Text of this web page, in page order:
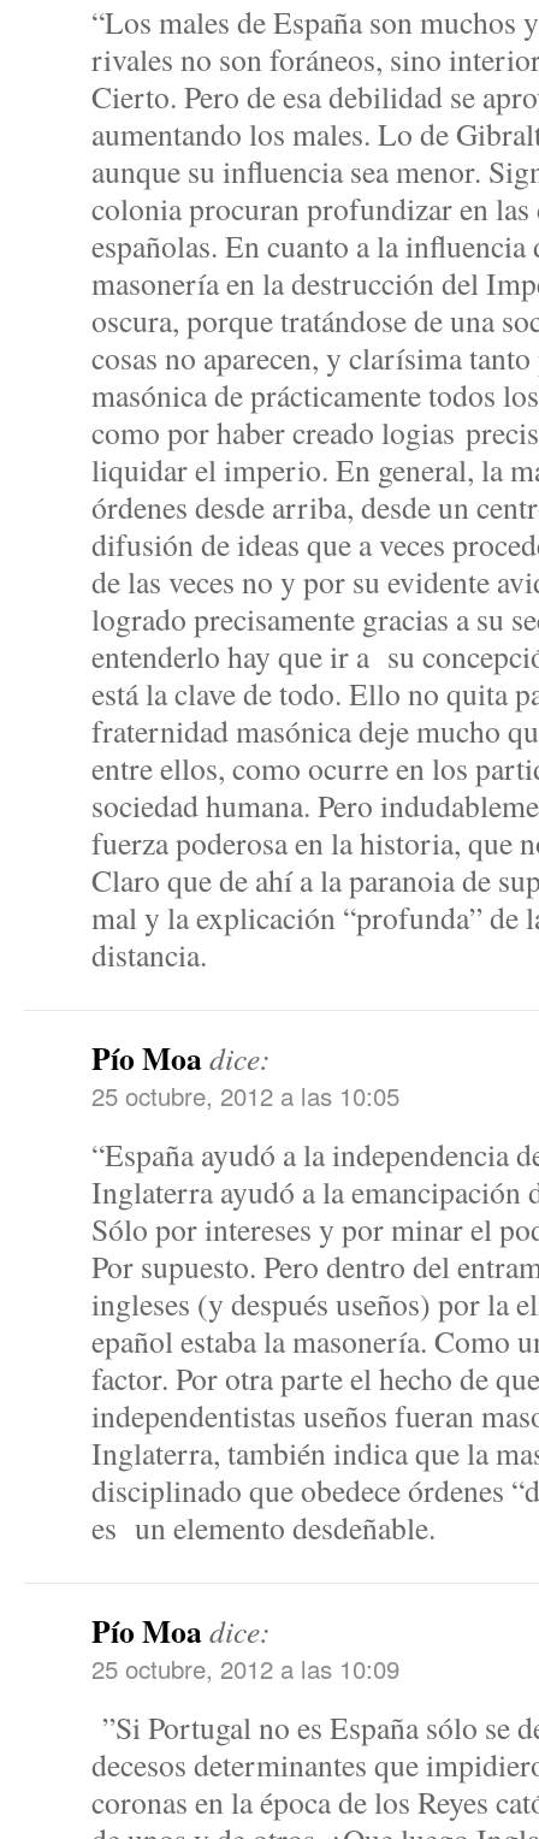
“Los males de España son muchos
rivales no son foráneos, sino
Cierto. Pero de esa debilidad se
aumentando los males. Lo de
aunque su influencia sea menor.
colonia procuran profundizar en
españolas. En cuanto a la
masonería en la destrucción del
oscura, porque tratándose de una
cosas no aparecen, y clarísima
masónica de prácticamente todos
como por haber creado logias
liquidar el imperio. En general, la
órdenes desde arriba, desde un
difusión de ideas que a veces
de las veces no y por su evidente
logrado precisamente gracias a su
entenderlo hay que ir a su
está la clave de todo. Ello no quita
fraternidad masónica deje mucho
entre ellos, como ocurre en los
sociedad humana. Pero
fuerza poderosa en la historia, que
Claro que de ahí a la paranoia de
mal y la explicación “profunda” de
distancia.
Pío Moadice:
25 octubre, 2012 a las 10:05
“España ayudó a la independencia
Inglaterra ayudó a la emancipación
Sólo por intereses y por minar el
Por supuesto. Pero dentro del
ingleses (y después useños) por la
epañol estaba la masonería. Como
factor. Por otra parte el hecho de
independentistas useños fueran
Inglaterra, también indica que la
disciplinado que obedece órdenes
es un elemento desdeñable.
Pío Moadice:
25 octubre, 2012 a las 10:09
”Si Portugal no es España sólo se
decesos determinantes que
coronas en la época de los Reyes